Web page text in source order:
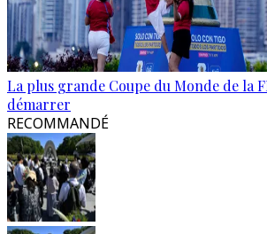
La plus grande Coupe du Monde de la
démarrer
RECOMMANDÉ